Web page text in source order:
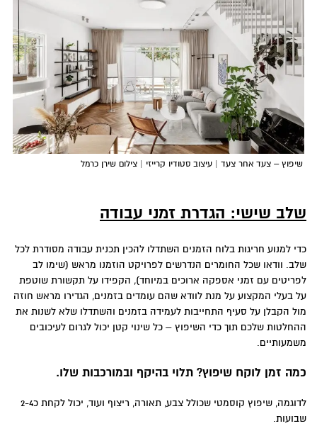
שיפוץ – צעד אחר צעד | עיצוב סטודיו קרייזי | צילום שירן כרמל
שלב שישי: הגדרת זמני עבודה
כדי למנוע חריגות בלוח הזמנים השתדלו להכין תכנית עבודה מסודרת לכל
שלב. וודאו שכל החומרים הנדרשים לפרויקט הוזמנו מראש (שימו לב
לפריטים עם זמני אספקה ארוכים במיוחד), הקפידו על תקשורת שוטפת
על בעלי המקצוע על מנת לוודא שהם עומדים בזמנים, הגדירו מראש חוזה
מול הקבלן על סעיף התחייבות לעמידה בזמנים והשתדלו שלא לשנות את
ההחלטות שלכם תוך כדי השיפוץ – כל שינוי קטן יכול לגרום לעיכובים
משמעותיים.
כמה זמן לוקח שיפוץ? תלוי בהיקף ובמורכבות שלו.
לדוגמה, שיפוץ קוסמטי שכולל צבע, תאורה, ריצוף ועוד, יכול לקחת כ2-4
שבועות.